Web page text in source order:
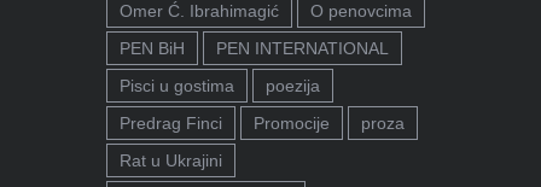
Omer Ć. Ibrahimagić
O penovcima
PEN BiH
PEN INTERNATIONAL
Pisci u gostima
poezija
Predrag Finci
Promocije
proza
Rat u Ukrajini